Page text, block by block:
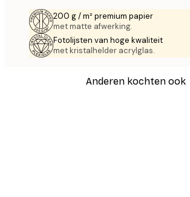
200 g / m² premium papier
met matte afwerking.
Fotolijsten van hoge kwaliteit
met kristalhelder acrylglas.
Anderen kochten ook